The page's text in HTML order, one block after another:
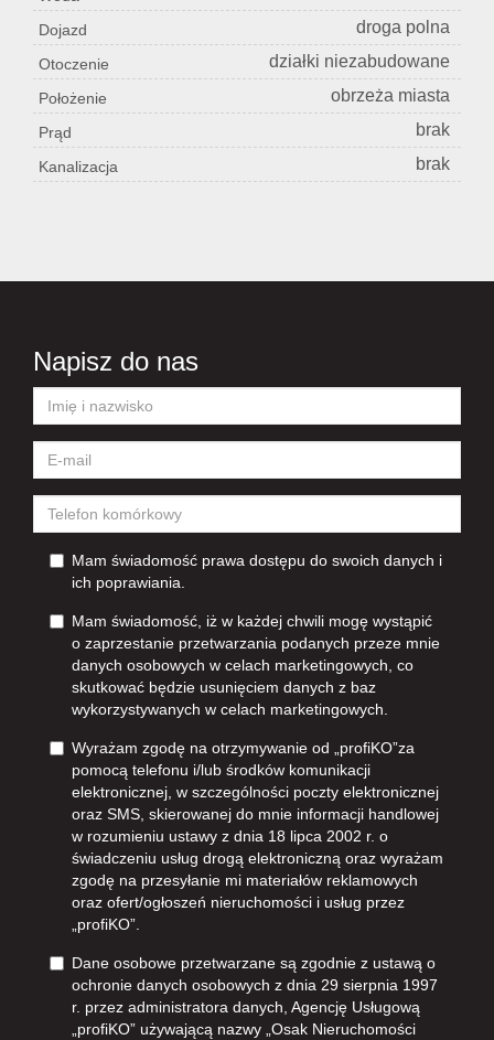
Dojazd droga polna
Otoczenie działki niezabudowane
Położenie obrzeża miasta
Prąd brak
Kanalizacja brak
Napisz do nas
Mam świadomość prawa dostępu do swoich danych i
ich poprawiania.
Mam świadomość, iż w każdej chwili mogę wystąpić
o zaprzestanie przetwarzania podanych przeze mnie
danych osobowych w celach marketingowych, co
skutkować będzie usunięciem danych z baz
wykorzystywanych w celach marketingowych.
Wyrażam zgodę na otrzymywanie od „profiKO”za
pomocą telefonu i/lub środków komunikacji
elektronicznej, w szczególności poczty elektronicznej
oraz SMS, skierowanej do mnie informacji handlowej
w rozumieniu ustawy z dnia 18 lipca 2002 r. o
świadczeniu usług drogą elektroniczną oraz wyrażam
zgodę na przesyłanie mi materiałów reklamowych
oraz ofert/ogłoszeń nieruchomości i usług przez
„profiKO”.
Dane osobowe przetwarzane są zgodnie z ustawą o
ochronie danych osobowych z dnia 29 sierpnia 1997
r. przez administratora danych, Agencję Usługową
„profiKO” używającą nazwy „Osak Nieruchomości